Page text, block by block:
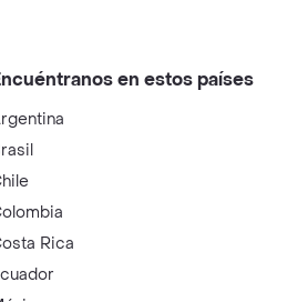
en estos países
Rica